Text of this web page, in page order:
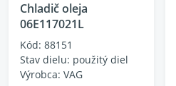
Chladič oleja
06E117021L
Kód: 88151
Stav dielu: použitý diel
Výrobca: VAG